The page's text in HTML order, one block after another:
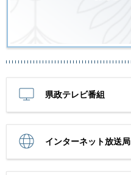
県政テレビ番組
インターネット放送局